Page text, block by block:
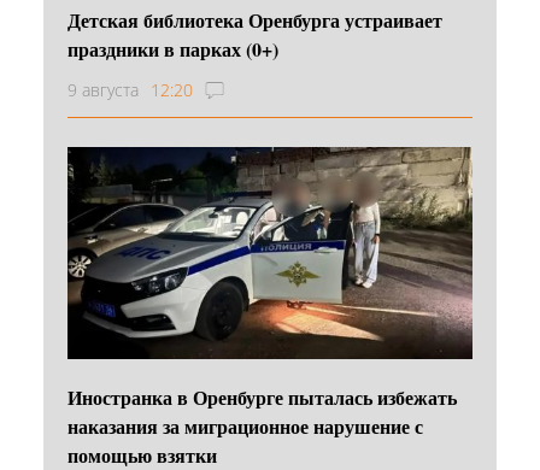
Детская библиотека Оренбурга устраивает
праздники в парках (0+)
9 августа 12:20
Иностранка в Оренбурге пыталась избежать
наказания за миграционное нарушение с
помощью взятки